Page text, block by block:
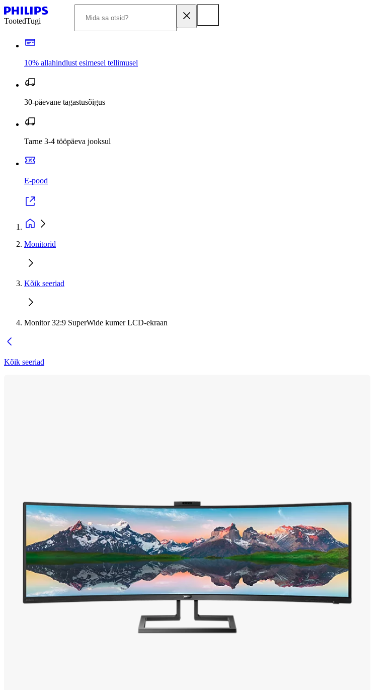
TootedTugi
10% allahindlust esimesel tellimusel
30-päevane tagastusõigus
Tarne 3-4 tööpäeva jooksul
E-pood
Monitorid
Kõik seeriad
Monitor 32:9 SuperWide kumer LCD-ekraan
Kõik seeriad